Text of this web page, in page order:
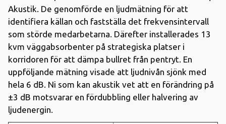
Akustik. De genomförde en ljudmätning för att
identifiera källan och fastställa det frekvensintervall
som störde medarbetarna. Därefter installerades 13
kvm väggabsorbenter på strategiska platser i
korridoren för att dämpa bullret från pentryt. En
uppföljande mätning visade att ljudnivån sjönk med
hela 6 dB. Ni som kan akustik vet att en förändring på
±3 dB motsvarar en fördubbling eller halvering av
ljudenergin.